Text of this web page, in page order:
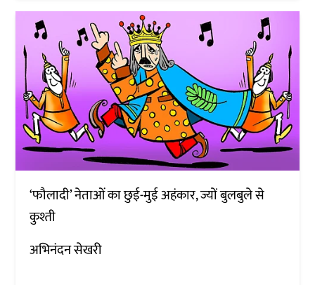
‘फौलादी’ नेताओं का छुई-मुई अहंकार, ज्यों बुलबुले से
कुश्ती
अभिनंदन सेखरी